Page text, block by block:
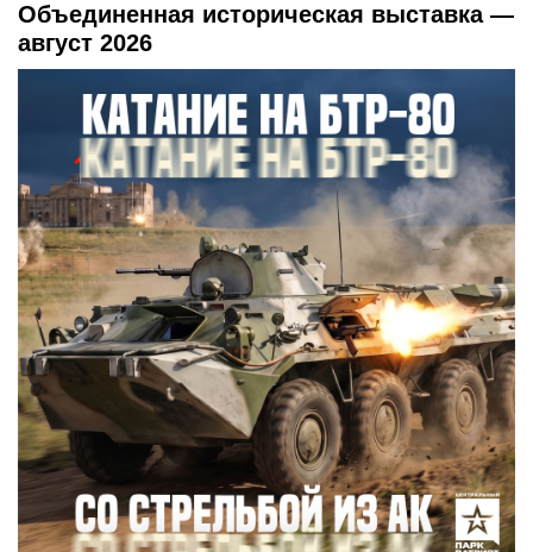
Объединенная историческая выставка —
август 2026